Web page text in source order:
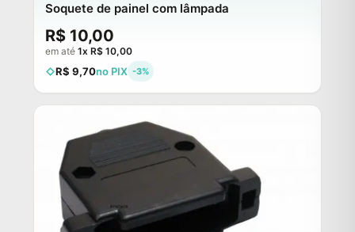
Soquete de painel com lâmpada
R$ 10,00
em até 1x R$ 10,00
R$ 9,70no PIX -3%